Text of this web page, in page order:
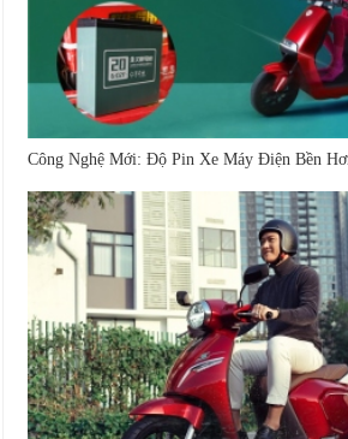
Công Nghệ Mới: Độ Pin Xe Máy Điện Bền